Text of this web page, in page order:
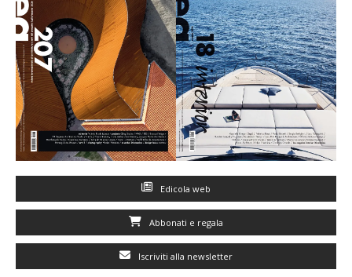
Edicola web
Abbonati e regala
Iscriviti alla newsletter